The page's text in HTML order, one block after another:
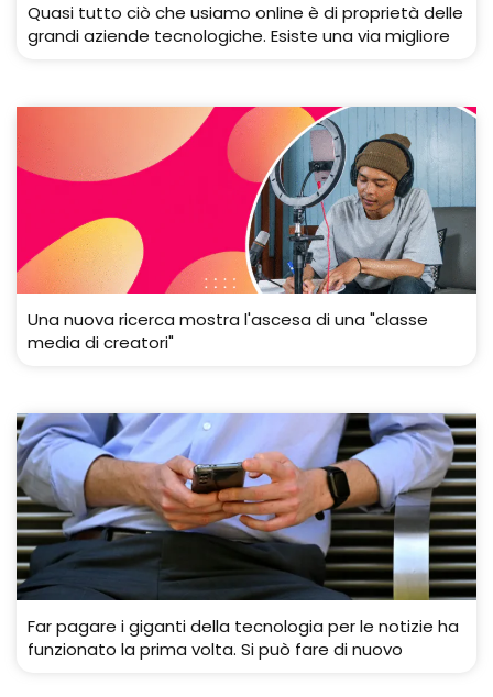
Quasi tutto ciò che usiamo online è di proprietà delle
grandi aziende tecnologiche. Esiste una via migliore
Una nuova ricerca mostra l'ascesa di una "classe
media di creatori"
Far pagare i giganti della tecnologia per le notizie ha
funzionato la prima volta. Si può fare di nuovo